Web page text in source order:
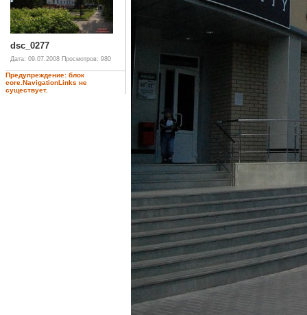
dsc_0277
Дата: 09.07.2008 Просмотров: 980
Предупреждение: блок
core.NavigationLinks не
существует.